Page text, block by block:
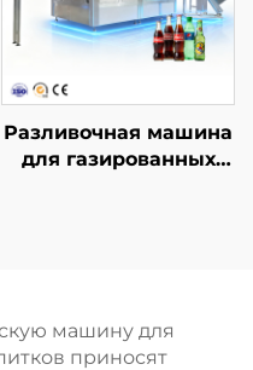
Разливочная машина
для газированных
машину для
приносят